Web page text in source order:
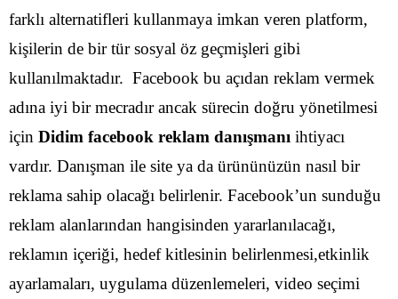
farklı alternatifleri kullanmaya imkan veren platform,
kişilerin de bir tür sosyal öz geçmişleri gibi
kullanılmaktadır. Facebook bu açıdan reklam vermek
adına iyi bir mecradır ancak sürecin doğru yönetilmesi
için Didim facebook reklam danışmanı ihtiyacı
vardır. Danışman ile site ya da ürününüzün nasıl bir
reklama sahip olacağı belirlenir. Facebook’un sunduğu
reklam alanlarından hangisinden yararlanılacağı,
reklamın içeriği, hedef kitlesinin belirlenmesi,etkinlik
ayarlamaları, uygulama düzenlemeleri, video seçimi